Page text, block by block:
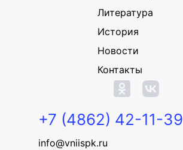
Литература
История
Новости
Контакты
+7 (4862) 42-11-39
info@vniispk.ru